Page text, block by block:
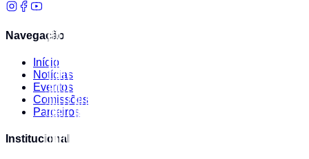
Navegação
Início
Notícias
Eventos
Comissões
Parceiros
Institucional